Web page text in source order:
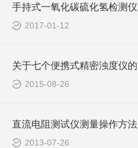
2017-01-12
2015-08-26
直流电阻测试仪测量操作方法
2013-07-26